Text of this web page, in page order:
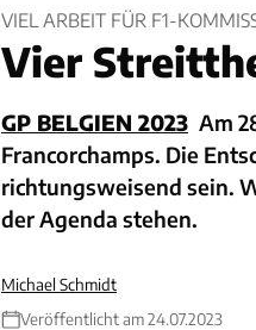
VIEL ARBEIT FÜR F1-
Vier
GP BELGIEN 2023 Am
Francorchamps. Die
richtungsweisend sein.
der Agenda stehen.
Michael Schmidt
Veröffentlicht am 24.07.2023